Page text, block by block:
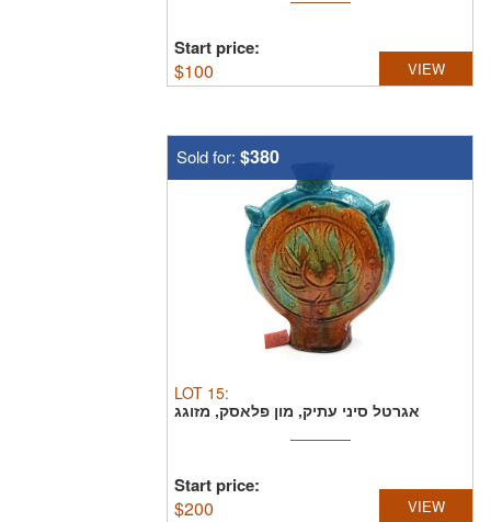
Start price:
$100 VIEW
Sold for: $380
LOT 15:
אגרטל סיני עתיק, מון פלאסק, מזוגג
Start price:
$200 VIEW